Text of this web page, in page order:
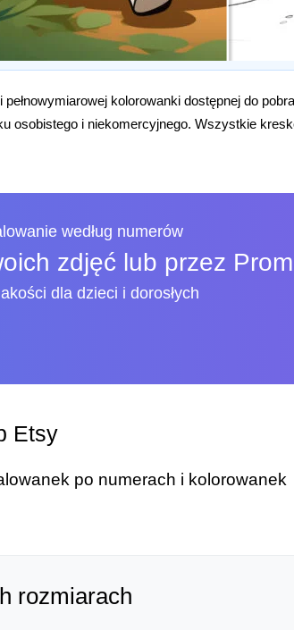
kolorowanki dostępnej do
osobistego i niekomercyjnego. Wszystkie
według numerów
zdjęć lub przez
dla dzieci i dorosłych
Etsy
po numerach i kolorowanek
rozmiarach